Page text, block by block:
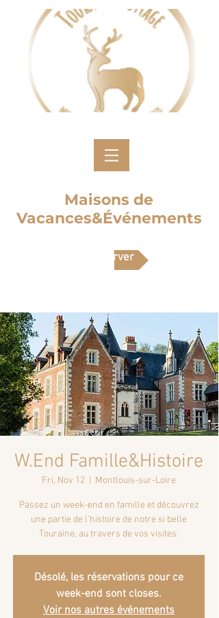
Maisons de
Vacances&Événements
Réserver
W.End Famille&Histoire
Fri, Nov 12 Montlouis-sur-Loire
Passez un week-end en famille et découvrez
une partie de l'histoire de notre si belle
Désolé, les réservations pour ce
week-end sont closes.
Voir nos autres événements